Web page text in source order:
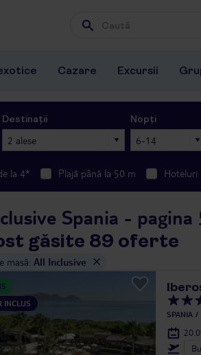
Wpisz frazę, której
Cazare Excursii
Destinații
2 alese
Nopți
6-14
la 4* Plajă până la 50 m Hoteluri
Spania - pagina
găsite 89 oferte
masă: All Inclusive
INCLUS
SPANIA